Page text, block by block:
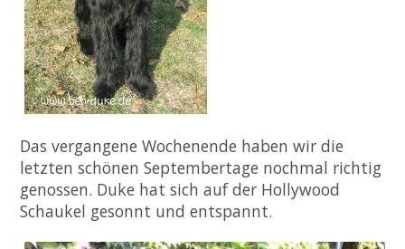
Das vergangene Wochenende haben wir die
letzten schönen Septembertage nochmal richtig
genossen. Duke hat sich auf der Hollywood
Schaukel gesonnt und entspannt.